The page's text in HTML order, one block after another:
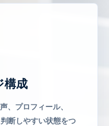
構成
、プロフィール、
断しやすい状態をつ